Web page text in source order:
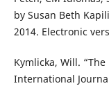
by Susan Beth
2014. Electronic
Kymlicka, Will.
International